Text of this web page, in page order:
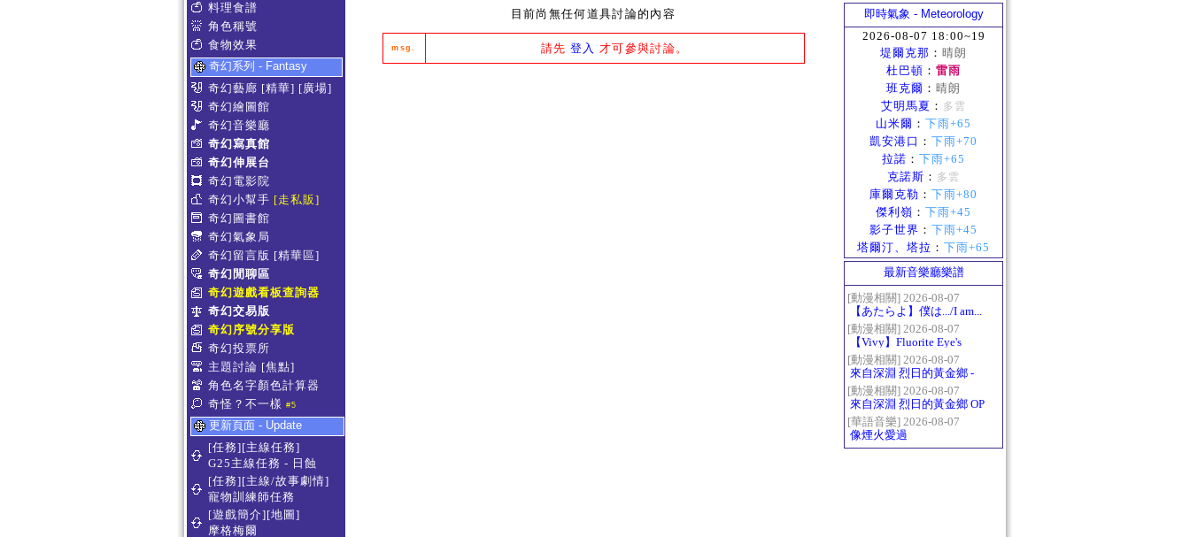
料理食譜
角色稱號
食物效果
奇幻系列 - Fantasy
奇幻藝廊 [精華] [廣場]
奇幻繪圖館
奇幻音樂廳
奇幻寫真館
奇幻伸展台
奇幻電影院
奇幻小幫手 [走私販]
奇幻圖書館
奇幻氣象局
奇幻留言版 [精華區]
奇幻閒聊區
奇幻遊戲看板查詢器
奇幻交易版
奇幻序號分享版
奇幻投票所
主題討論 [焦點]
角色名字顏色計算器
奇怪？不一樣 #5
更新頁面 - Update
[任務][主線任務]
G25主線任務 - 日蝕
[任務][主線/故事劇情]
寵物訓練師任務
[遊戲簡介][地圖]
摩格梅爾
目前尚無任何道具討論的內容
msg. 請先 登入 才可參與討論。
即時氣象 - Meteorology
2026-08-07 18:00~19
堤爾克那 ： 晴朗
杜巴頓 ： 雷雨
班克爾 ： 晴朗
艾明馬夏 ： 多雲
山米爾 ： 下雨+65
凱安港口 ： 下雨+70
拉諾 ： 下雨+65
克諾斯 ： 多雲
庫爾克勒 ： 下雨+80
傑利嶺 ： 下雨+45
影子世界 ： 下雨+45
塔爾汀、塔拉 ： 下雨+65
最新音樂廳樂譜
[動漫相關] 2026-08-07
【あたらよ】僕は.../I am...
（我內心的糟糕念頭/僕の
心のヤバイやつ第二季
OP）
[動漫相關] 2026-08-07
【Vivy】Fluorite Eye's
Song
[動漫相關] 2026-08-07
來自深淵 烈日的黃金鄉 -
Gravity
[動漫相關] 2026-08-07
來自深淵 烈日的黃金鄉 OP
- かたち(Katachi)
[華語音樂] 2026-08-07
像煙火愛過